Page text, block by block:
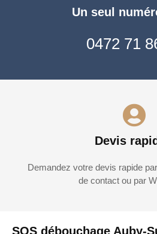
SOS débouchage Auby-
Un seul
0472 71
Devis
Demandez votre devis rapide
de contact ou par